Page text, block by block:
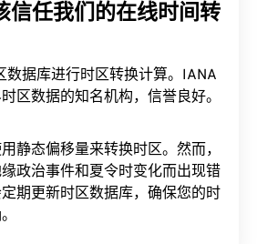
信任我们的在线时间转
数据库进行时区转换计算。IANA
区数据的知名机构，信誉良好。
静态偏移量来转换时区。然而，
政治事件和夏令时变化而出现错
期更新时区数据库，确保您的时